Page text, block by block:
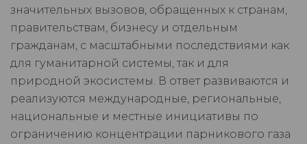
значительных вызовов, обращенных к странам,
правительствам, бизнесу и отдельным
гражданам, с масштабными последствиями как
для гуманитарной системы, так и для
природной экосистемы. В ответ развиваются и
реализуются международные, региональные,
национальные и местные инициативы по
ограничению концентрации парникового газа